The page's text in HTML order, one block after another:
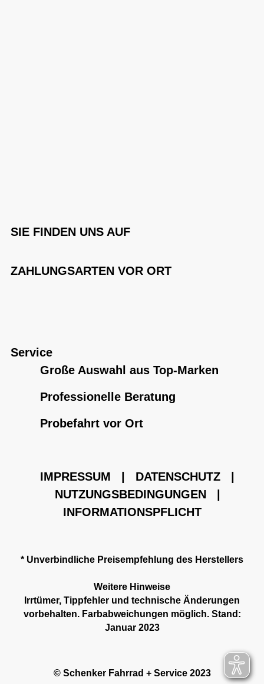
SIE FINDEN UNS AUF
ZAHLUNGSARTEN VOR ORT
Service
Große Auswahl aus Top-Marken
Professionelle Beratung
Probefahrt vor Ort
IMPRESSUM DATENSCHUTZ
NUTZUNGSBEDINGUNGEN
INFORMATIONSPFLICHT
* Unverbindliche Preisempfehlung des Herstellers
Weitere Hinweise
Irrtümer, Tippfehler und technische Änderungen
vorbehalten. Farbabweichungen möglich. Stand:
Januar 2023
© Schenker Fahrrad + Service 2023